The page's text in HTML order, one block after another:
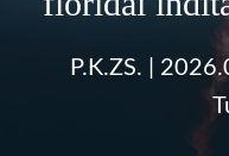
P.K.ZS.